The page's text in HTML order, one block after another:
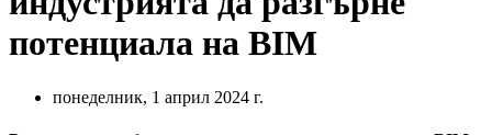
потенциала на BIM
понеделник, 1 април 2024 г.